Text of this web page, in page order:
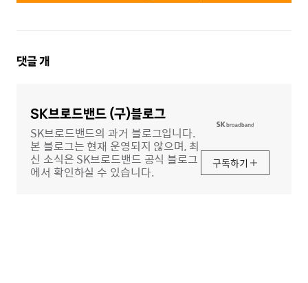
댓
댓글개
SK브로드밴드 (구)블로그
SK브로드밴드의 과거 블로그입니다.
본 블로그는 현재 운영되지 않으며, 최
신 소식은 SK브로드밴드 공식 블로그
에서 확인하실 수 있습니다.
구독하기